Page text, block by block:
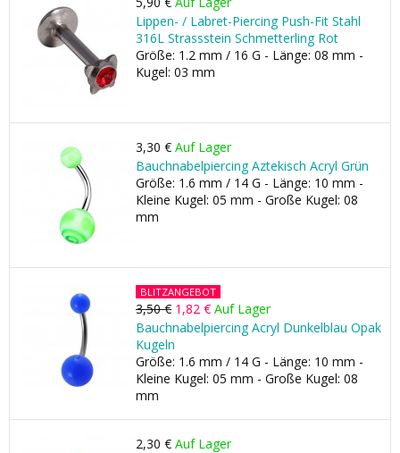
Lippen- / Labret-Piercing Push-Fit Stahl
316L Strassstein Schmetterling Rot
Größe: 1.2 mm / 16 G - Länge: 08 mm -
Kugel: 03 mm
3,30 € Auf Lager
Bauchnabelpiercing Aztekisch Acryl Grün
Größe: 1.6 mm / 14 G - Länge: 10 mm -
Kleine Kugel: 05 mm - Große Kugel: 08
mm
BLITZANGEBOT
3,50 € 1,82 € Auf Lager
Bauchnabelpiercing Acryl Dunkelblau Opak
Kugeln
Größe: 1.6 mm / 14 G - Länge: 10 mm -
Kleine Kugel: 05 mm - Große Kugel: 08
mm
2,30 € Auf Lager